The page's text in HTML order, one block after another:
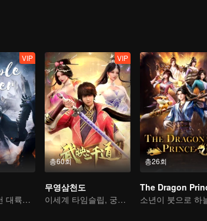
VIP
자천 삼걸 서천 대륙을 종횡하다
총60회
VIP
무영삼천도
이세계 타임슬립, 궁상맞은 사위가 되다
총26회
The Dragon